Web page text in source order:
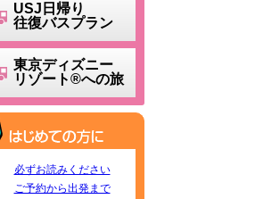
USJ日帰り
往復バスプラン
東京ディズニー
リゾート®への旅
必ずお読みください
ご予約から出発まで